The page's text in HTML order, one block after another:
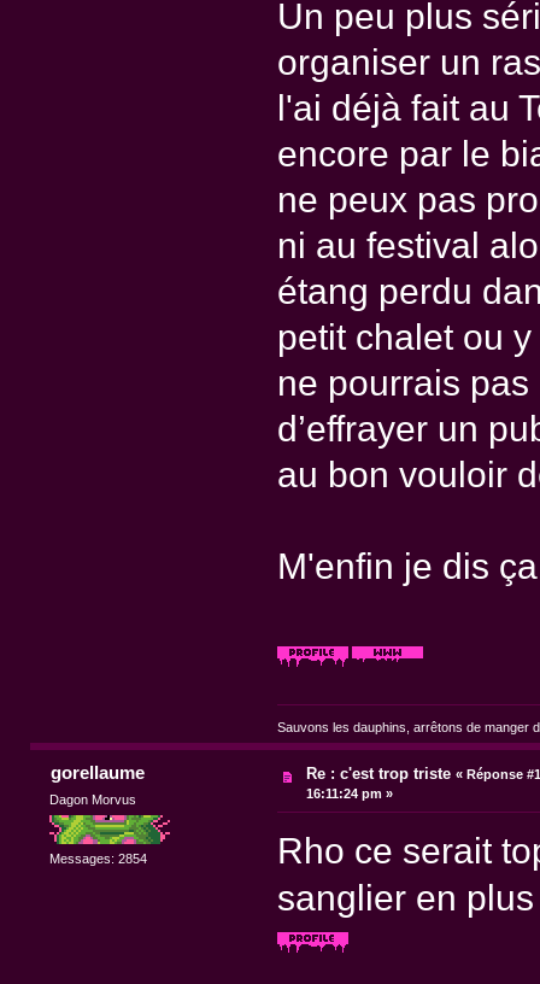
Un peu plus
organiser un
l'ai déjà fait au
encore par le
ne peux pas
ni au festival
étang perdu
petit chalet ou
ne pourrais
d’effrayer un
au bon vouloir
M'enfin je dis
Sauvons les dauphins, arrêtons de manger
gorellaume
Dagon Morvus
Messages: 2854
Re : c'est trop triste «Réponse
16:11:24 pm »
Rho ce serait
sanglier en